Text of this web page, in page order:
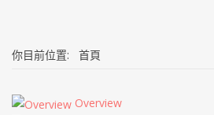
你目前位置: 首頁
Overview